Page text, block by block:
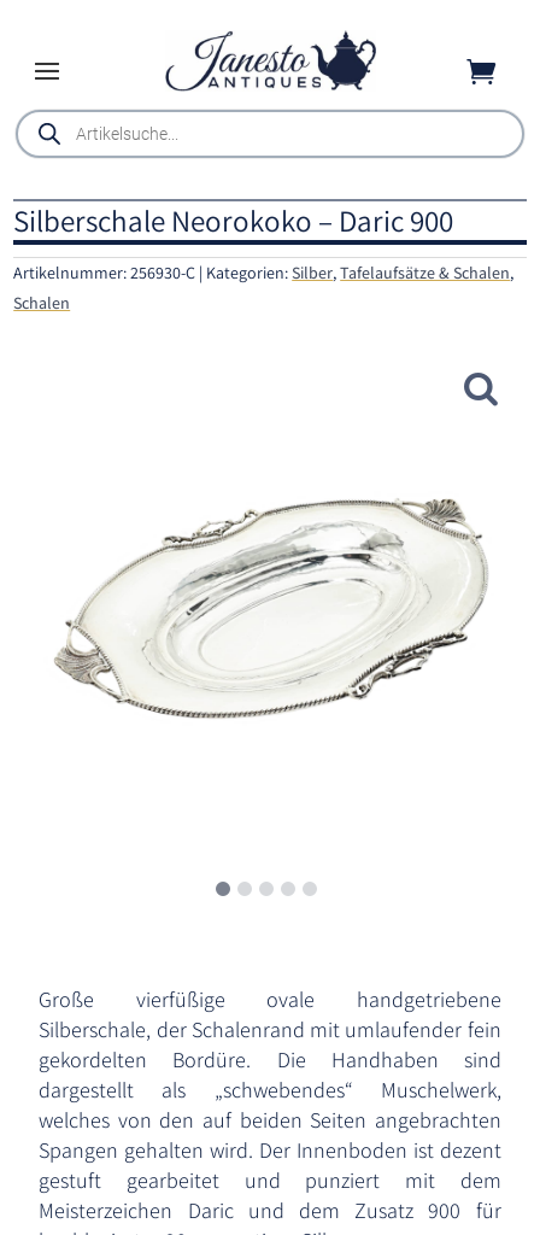

Products
search
Silberschale Neorokoko – Daric 900
Artikelnummer:256930-C Kategorien:Silber,Tafelaufsätze & Schalen,
Schalen
Große vierfüßige ovale handgetriebene
Silberschale, der Schalenrand mit umlaufender fein
gekordelten Bordüre. Die Handhaben sind
dargestellt als „schwebendes“ Muschelwerk,
welches von den auf beiden Seiten angebrachten
Spangen gehalten wird. Der Innenboden ist dezent
gestuft gearbeitet und punziert mit dem
Meisterzeichen Daric und dem Zusatz 900 für